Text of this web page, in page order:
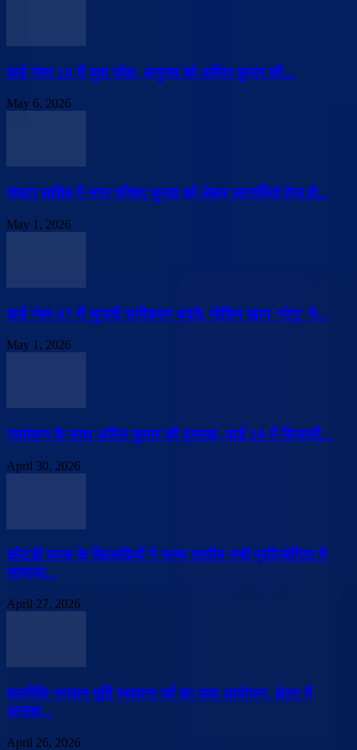
वार्ड नंबर 10 में युवा जोश, अनुभव को अमित कुमार की...
May 6, 2026
पांवटा साहिब में नगर परिषद चुनाव को लेकर सरगर्मियां तेज हो...
May 1, 2026
वार्ड नंबर 07 में चुनावी समीकरण बदले, मोशिन खान ‘मोनू’ ने...
May 1, 2026
नामांकन के साथ अमित कुमार की दस्तक, वार्ड 10 में सियासी...
April 30, 2026
कोटडी व्यास के खिलाड़ियों ने राज्य स्तरीय रग्बी प्रतियोगिता में
लहराया...
April 27, 2026
वाल्मीकि भगवान मूर्ति स्थापना पर्व का भव्य आयोजन, क्षेत्र में
उत्साह...
April 26, 2026